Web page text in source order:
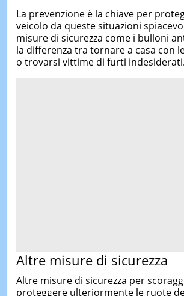
La prevenzione è la chiave per
veicolo da queste situazioni
misure di sicurezza come i bulloni
la differenza tra tornare a casa con
o trovarsi vittime di furti indesiderati.
Altre misure di sicurezza
Altre misure di sicurezza per
proteggere ulteriormente le ruote